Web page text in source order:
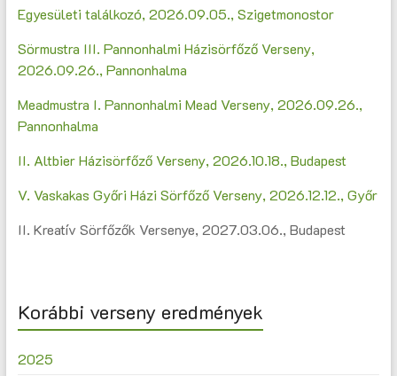
Egyesületi találkozó, 2026.09.05., Szigetmonostor
Sörmustra III. Pannonhalmi Házisörfőző Verseny,
2026.09.26., Pannonhalma
Meadmustra I. Pannonhalmi Mead Verseny, 2026.09.26.,
Pannonhalma
II. Altbier Házisörfőző Verseny, 2026.10.18., Budapest
V. Vaskakas Győri Házi Sörfőző Verseny, 2026.12.12., Győr
II. Kreatív Sörfőzők Versenye, 2027.03.06., Budapest
Korábbi verseny eredmények
2025